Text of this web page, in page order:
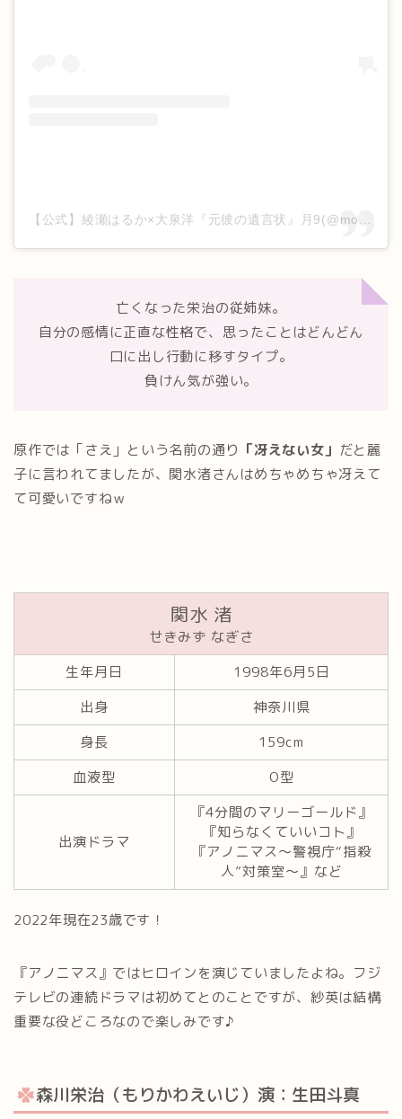
亡くなった栄治の従姉妹。
自分の感情に正直な性格で、思ったことはどんどん
口に出し行動に移すタイプ。
負けん気が強い。
原作では「さえ」という名前の通り 「冴えない女」 だと麗
子に言われてましたが、関水渚さんはめちゃめちゃ冴えて
て可愛いですねｗ
関水 渚
せきみず なぎさ
生年月日
1998年6月5日
出身
神奈川県
身長
159cm
血液型
O型
出演ドラマ
『4分間のマリーゴールド』
『知らなくていいコト』
『アノニマス〜警視庁“指殺
人”対策室〜』など
2022年現在23歳です！
『アノニマス』ではヒロインを演じていましたよね。フジ
テレビの連続ドラマは初めてとのことですが、紗英は結構
重要な役どころなので楽しみです♪
森川栄治（もりかわえいじ）演：生田斗真